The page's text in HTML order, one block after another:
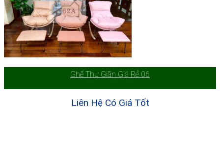
Ghế Thư Giãn Giá Rẻ 06
Liên Hệ Có Giá Tốt